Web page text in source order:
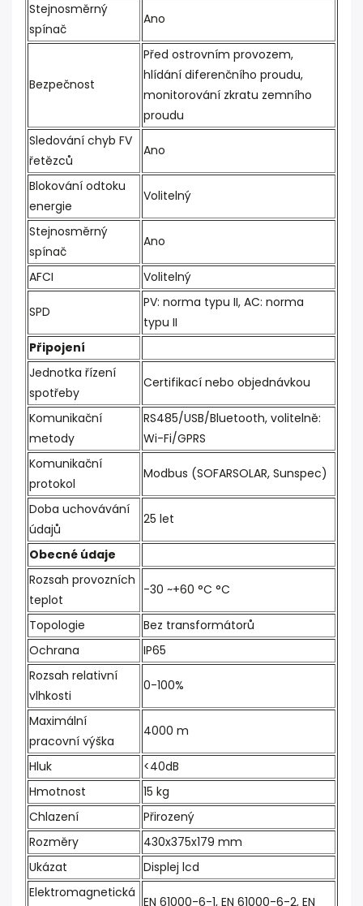
Stejnosměrný
spínač
Ano
Bezpečnost
Před ostrovním provozem,
hlídání diferenčního proudu,
monitorování zkratu zemního
proudu
Sledování chyb FV
řetězců
Ano
Blokování odtoku
energie
Volitelný
Stejnosměrný
spínač
Ano
AFCI Volitelný
SPD
PV: norma typu II, AC: norma
typu II
Připojení
Jednotka řízení
spotřeby
Certifikací nebo objednávkou
Komunikační
metody
RS485/USB/Bluetooth, volitelně:
Wi-Fi/GPRS
Komunikační
protokol
Modbus (SOFARSOLAR, Sunspec)
Doba uchovávání
údajů
25 let
Obecné údaje
Rozsah provozních
teplot
-30 ~+60 °C °C
Topologie
Bez transformátorů
Ochrana
IP65
Rozsah relativní
vlhkosti
0-100%
Maximální
pracovní výška
4000 m
Hluk
<40dB
Hmotnost
15 kg
Chlazení
Přirozený
Rozměry
430x375x179 mm
Ukázat
Displej lcd
Elektromagnetická
EN 61000-6-1, EN 61000-6-2, EN